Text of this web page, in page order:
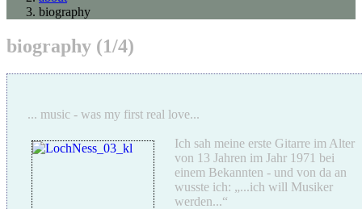
biography
biography (1/4)
... music - was my first real love...
Ich sah meine erste Gitarre im Alter
von 13 Jahren im Jahr 1971 bei
einem Bekannten - und von da an
wusste ich: „...ich will Musiker
werden...“